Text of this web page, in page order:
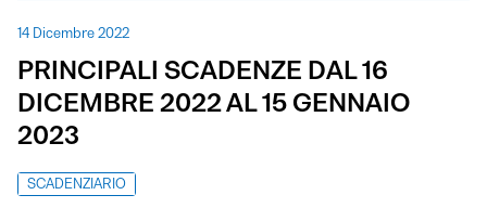
14 Dicembre 2022
PRINCIPALI SCADENZE DAL 16
DICEMBRE 2022 AL 15 GENNAIO
2023
SCADENZIARIO